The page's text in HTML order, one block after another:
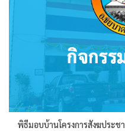
พิธีมอบบ้านโครงการสังฆประช